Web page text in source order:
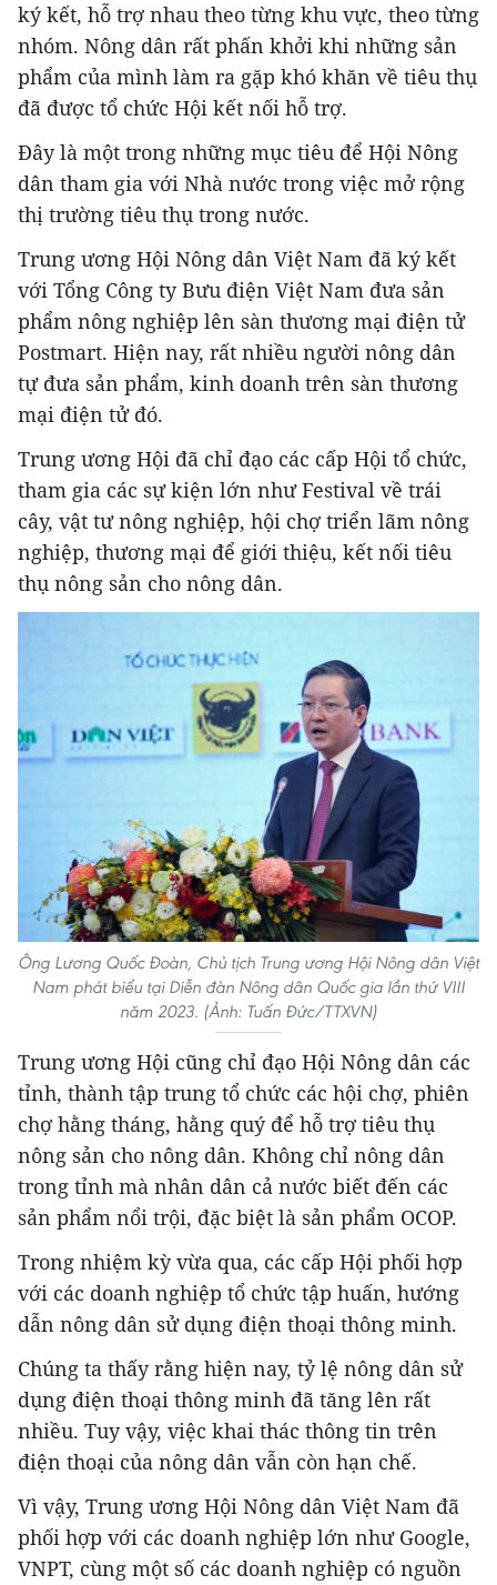
ký kết, hỗ trợ nhau theo từng khu vực, theo từng
nhóm. Nông dân rất phấn khởi khi những sản
phẩm của mình làm ra gặp khó khăn về tiêu thụ
đã được tổ chức Hội kết nối hỗ trợ.
Đây là một trong những mục tiêu để Hội Nông
dân tham gia với Nhà nước trong việc mở rộng
thị trường tiêu thụ trong nước.
Trung ương Hội Nông dân Việt Nam đã ký kết
với Tổng Công ty Bưu điện Việt Nam đưa sản
phẩm nông nghiệp lên sàn thương mại điện tử
Postmart. Hiện nay, rất nhiều người nông dân
tự đưa sản phẩm, kinh doanh trên sàn thương
mại điện tử đó.
Trung ương Hội đã chỉ đạo các cấp Hội tổ chức,
tham gia các sự kiện lớn như Festival về trái
cây, vật tư nông nghiệp, hội chợ triển lãm nông
nghiệp, thương mại để giới thiệu, kết nối tiêu
thụ nông sản cho nông dân.
Ông Lương Quốc Đoàn, Chủ tịch Trung ương Hội Nông dân Việt
Nam phát biểu tại Diễn đàn Nông dân Quốc gia lần thứ VIII
năm 2023. (Ảnh: Tuấn Đức/TTXVN)
Trung ương Hội cũng chỉ đạo Hội Nông dân các
tỉnh, thành tập trung tổ chức các hội chợ, phiên
chợ hằng tháng, hằng quý để hỗ trợ tiêu thụ
nông sản cho nông dân. Không chỉ nông dân
trong tỉnh mà nhân dân cả nước biết đến các
sản phẩm nổi trội, đặc biệt là sản phẩm OCOP.
Trong nhiệm kỳ vừa qua, các cấp Hội phối hợp
với các doanh nghiệp tổ chức tập huấn, hướng
dẫn nông dân sử dụng điện thoại thông minh.
Chúng ta thấy rằng hiện nay, tỷ lệ nông dân sử
dụng điện thoại thông minh đã tăng lên rất
nhiều. Tuy vậy, việc khai thác thông tin trên
điện thoại của nông dân vẫn còn hạn chế.
Vì vậy, Trung ương Hội Nông dân Việt Nam đã
phối hợp với các doanh nghiệp lớn như Google,
VNPT, cùng một số các doanh nghiệp có nguồn